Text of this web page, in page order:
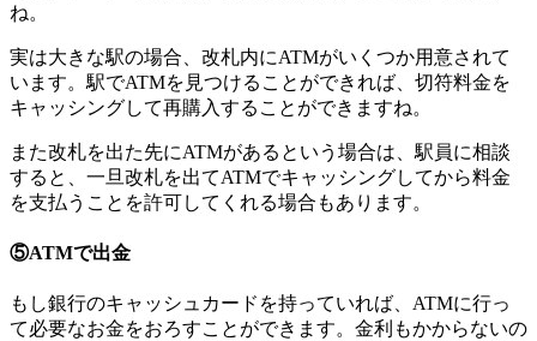
ね。
実は大きな駅の場合、改札内にATMがいくつか用意されて
います。駅でATMを見つけることができれば、切符料金を
キャッシングして再購入することができますね。
また改札を出た先にATMがあるという場合は、駅員に相談
すると、一旦改札を出てATMでキャッシングしてから料金
を支払うことを許可してくれる場合もあります。
⑤ATMで出金
もし銀行のキャッシュカードを持っていれば、ATMに行っ
て必要なお金をおろすことができます。金利もかからないの